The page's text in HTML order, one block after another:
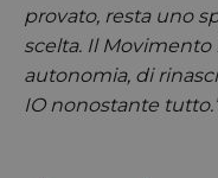
provato, resta uno
scelta. Il
autonomia, di
IO nonostante